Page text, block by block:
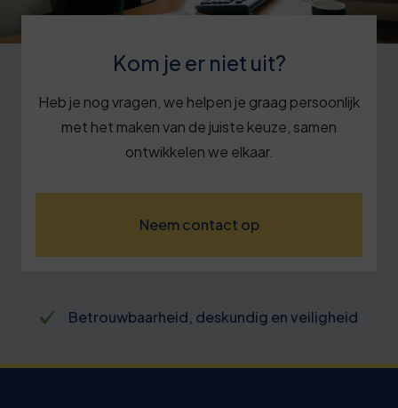
Kom je er niet uit?
Heb je nog vragen, we helpen je graag persoonlijk
met het maken van de juiste keuze, samen
ontwikkelen we elkaar.
Neem contact op
Betrouwbaarheid, deskundig en veiligheid